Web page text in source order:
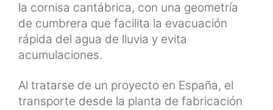
la cornisa cantábrica, con una geometría
de cumbrera que facilita la evacuación
rápida del agua de lluvia y evita
acumulaciones.
Al tratarse de un proyecto en España, el
transporte desde la planta de fabricación